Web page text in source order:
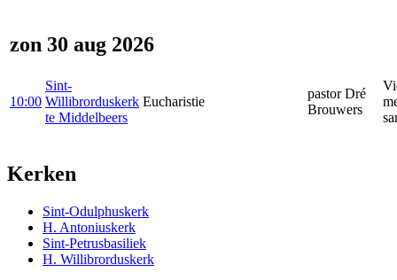
zon 30 aug 2026
10:00
Sint-
Willibrorduskerk
te Middelbeers
Eucharistie
pastor Dré
Brouwers
Kerken
Sint-Odulphuskerk
H. Antoniuskerk
Sint-Petrusbasiliek
H. Willibrorduskerk